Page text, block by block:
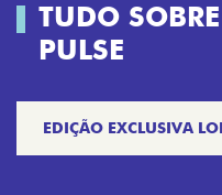
TUDO
PULSE
EDIÇÃO EXCLUSIVA